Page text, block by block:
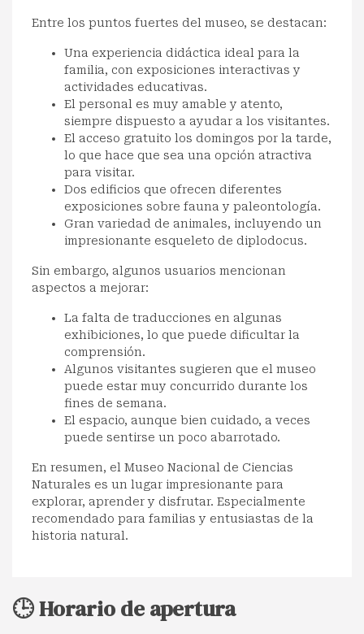
Entre los puntos fuertes del museo, se destacan:
Una experiencia didáctica ideal para la
familia, con exposiciones interactivas y
actividades educativas.
El personal es muy amable y atento,
siempre dispuesto a ayudar a los visitantes.
El acceso gratuito los domingos por la tarde,
lo que hace que sea una opción atractiva
para visitar.
Dos edificios que ofrecen diferentes
exposiciones sobre fauna y paleontología.
Gran variedad de animales, incluyendo un
impresionante esqueleto de diplodocus.
Sin embargo, algunos usuarios mencionan
aspectos a mejorar:
La falta de traducciones en algunas
exhibiciones, lo que puede dificultar la
comprensión.
Algunos visitantes sugieren que el museo
puede estar muy concurrido durante los
fines de semana.
El espacio, aunque bien cuidado, a veces
puede sentirse un poco abarrotado.
En resumen, el Museo Nacional de Ciencias
Naturales es un lugar impresionante para
explorar, aprender y disfrutar. Especialmente
recomendado para familias y entusiastas de la
historia natural.
🕒 Horario de apertura